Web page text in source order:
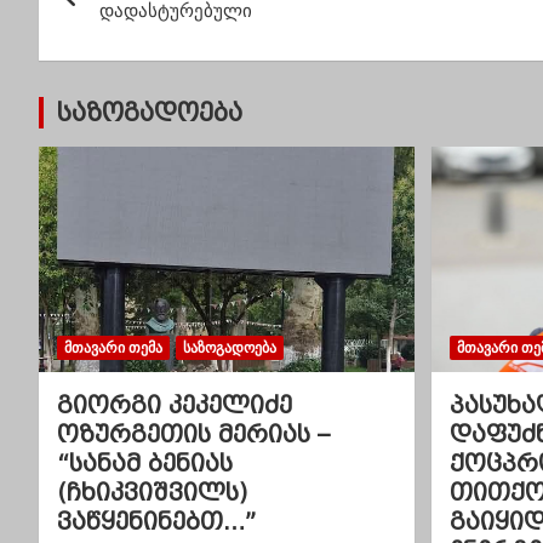
ო
ს
ტ
ი
ს
ნ
ა
ვ
ი
გ
ა
დადასტურებული
საზოგადოება
ᲛᲗᲐᲕᲐᲠᲘ ᲗᲔᲛᲐ ᲡᲐᲖᲝᲒᲐᲓᲝᲔᲑᲐ
გიორგი კეკელიძე
ოზურგეთის მერიას –
“სანამ ბენიას
(ჩხიკვიშვილს)
ვაწყენინებთ…”
ᲛᲗᲐᲕᲐᲠᲘ